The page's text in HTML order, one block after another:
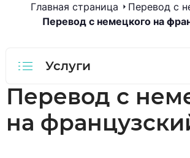
Главная страница
Перевод с
Перевод с немецкого на
Услуги
Перевод с
на